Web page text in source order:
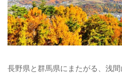
長野県と群馬県にまたがる、浅